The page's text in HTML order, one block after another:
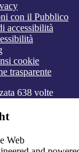
con il Pubblico
accessibilità
cookie
trasparente
638 volte